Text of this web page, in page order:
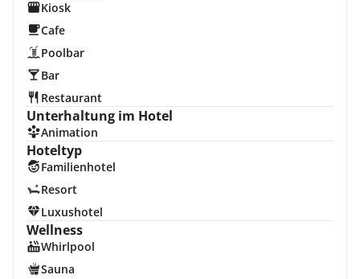
Kiosk
Cafe
Poolbar
Bar
Restaurant
Unterhaltung im Hotel
Animation
Hoteltyp
Familienhotel
Resort
Luxushotel
Wellness
Whirlpool
Sauna